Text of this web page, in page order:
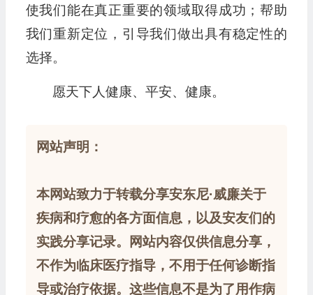
使我们能在真正重要的领域取得成功；帮助
我们重新定位，引导我们做出具有稳定性的
选择。
愿天下人健康、平安、健康。
网站声明：
本网站致力于转载分享安东尼·威廉关于
疾病和疗愈的各方面信息，以及安友们的
实践分享记录。网站内容仅供信息分享，
不作为临床医疗指导，不用于任何诊断指
导或治疗依据。这些信息不是为了用作病